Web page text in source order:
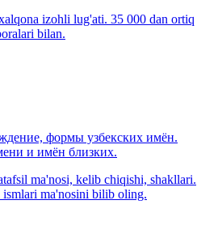
izohli lug'ati. 35 000 dan ortiq
bilan.
формы узбекских имён.
и имён близких.
ma'nosi, kelib chiqishi, shakllari.
ma'nosini bilib oling.